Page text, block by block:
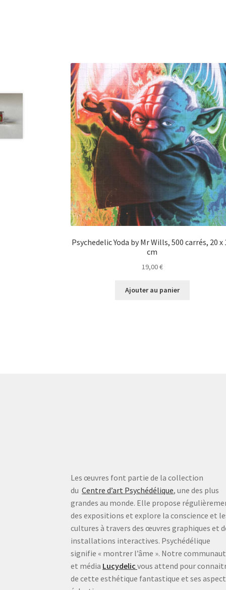
Psychedelic Yoda by Mr Wills, 500 carrés, 20 x
cm
19,00€
Ajouter au panier
Les œuvres font partie de la collection
duCentre d’art Psychédélique, une des plus
grandes au monde. Elle propose
des expositions et explore la conscience et
cultures à travers des œuvres graphiques et
installations interactives. Psychédélique
signifie « montrer l’âme ». Notre
et média Lucydelic vous attend pour
de cette esthétique fantastique et ses